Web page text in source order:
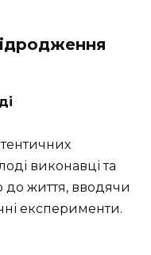
виконавці та
до життя, вводячи
експерименти.